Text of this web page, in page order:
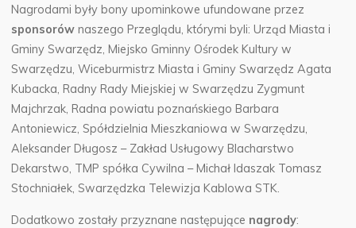
Nagrodami były bony upominkowe ufundowane przez
sponsorów naszego Przeglądu, którymi byli: Urząd Miasta i
Gminy Swarzędz, Miejsko Gminny Ośrodek Kultury w
Swarzędzu, Wiceburmistrz Miasta i Gminy Swarzędz Agata
Kubacka, Radny Rady Miejskiej w Swarzędzu Zygmunt
Majchrzak, Radna powiatu poznańskiego Barbara
Antoniewicz, Spółdzielnia Mieszkaniowa w Swarzędzu,
Aleksander Długosz – Zakład Usługowy Blacharstwo
Dekarstwo, TMP spółka Cywilna – Michał Idaszak Tomasz
Stochniałek, Swarzędzka Telewizja Kablowa STK.
Dodatkowo zostały przyznane następujące nagrody: